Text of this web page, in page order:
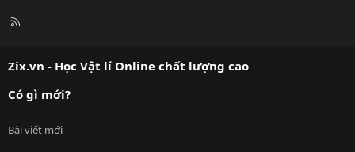
R
Zix.vn - Học Vật lí Online chất lượng cao
Có gì mới?
Bài viết mới